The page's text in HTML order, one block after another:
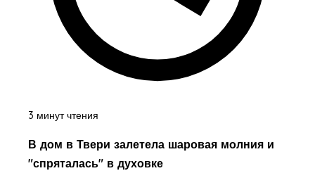
3 минут чтения
В дом в Твери залетела шаровая молния и
"спряталась" в духовке